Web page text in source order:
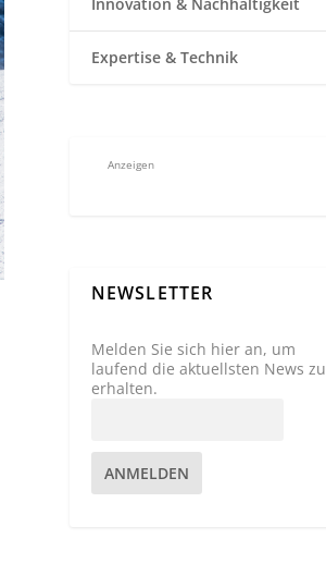
Expertise & Technik
Anzeigen
NEWSLETTER
Melden Sie sich hier an, um
laufend die aktuellsten News zu
erhalten.
ANMELDEN